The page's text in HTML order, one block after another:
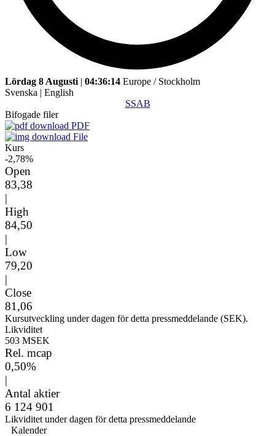
Lördag 8 Augusti | 04:36:14 Europe / Stockholm
Svenska | English
SSAB
Bifogade filer
PDF
File
Kurs
-2,78%
Open
83,38
|
High
84,50
|
Low
79,20
|
Close
81,06
Kursutveckling under dagen för detta pressmeddelande (SEK).
Likviditet
503 MSEK
Rel. mcap
0,50%
|
Antal aktier
6 124 901
Likviditet under dagen för detta pressmeddelande
Kalender